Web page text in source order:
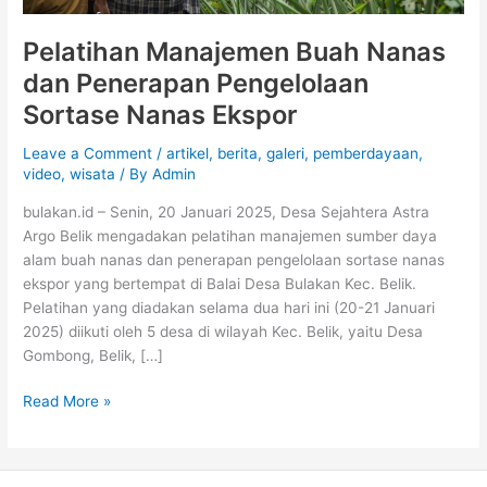
Pelatihan Manajemen Buah Nanas
dan Penerapan Pengelolaan
Sortase Nanas Ekspor
Leave a Comment /artikel, berita,galeri, pemberdayaan,
video,wisata / ByAdmin
bulakan.id – Senin, 20 Januari 2025, Desa Sejahtera Astra
Argo Belik mengadakan pelatihan manajemen sumber daya
alam buah nanas dan penerapan pengelolaan sortase nanas
ekspor yang bertempat di Balai Desa Bulakan Kec. Belik.
Pelatihan yang diadakan selama dua hari ini (20-21 Januari
2025) diikuti oleh 5 desa di wilayah Kec. Belik, yaitu Desa
Gombong, Belik, […]
Read More »